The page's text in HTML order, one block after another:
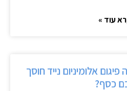
עוד »
אלומיניום נייד חוסך
כסף?